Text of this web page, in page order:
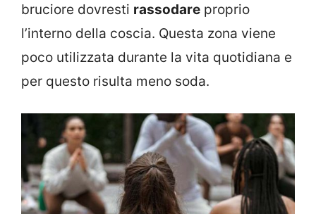
bruciore dovresti rassodare proprio
l’interno della coscia. Questa zona viene
poco utilizzata durante la vita quotidiana e
per questo risulta meno soda.